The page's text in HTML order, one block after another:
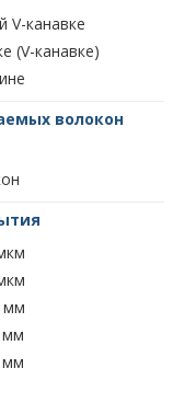
V-канавке
(V-канавке)
волокон
мм
мм
мм